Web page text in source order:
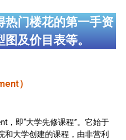
热门楼花的第一手资
图及价目表等。
）
，即“大学先修课程”。它始于
和大学创建的课程，由非营利